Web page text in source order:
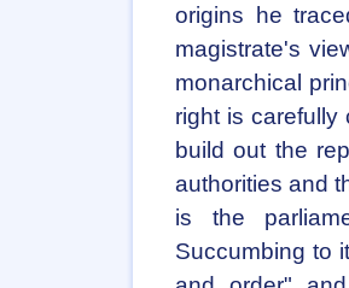
origins he
magistrate's
monarchical
right is carefully
build out the
authorities and
is the
Succumbing to